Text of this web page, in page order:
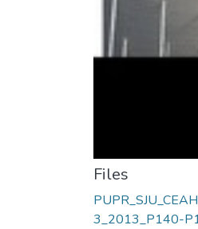
Files
3_2013_P140-